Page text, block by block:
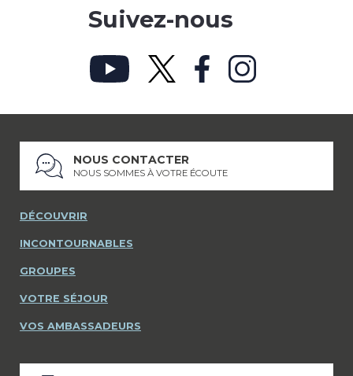
Suivez-nous
NOUS CONTACTER
NOUS SOMMES À VOTRE ÉCOUTE
DÉCOUVRIR
INCONTOURNABLES
GROUPES
VOTRE SÉJOUR
VOS AMBASSADEURS